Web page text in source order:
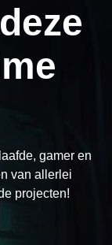
gamer en
van allerlei
projecten!